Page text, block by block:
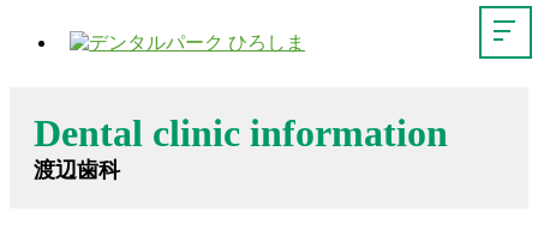
Dental clinic information
渡辺歯科